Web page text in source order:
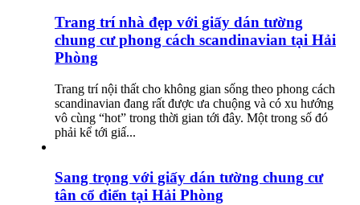
Trang trí nhà đẹp với giấy dán tường
chung cư phong cách scandinavian tại Hải
Phòng
Trang trí nội thất cho không gian sống theo phong cách
scandinavian đang rất được ưa chuộng và có xu hướng
vô cùng “hot” trong thời gian tới đây. Một trong số đó
phải kể tới giấ...
Sang trọng với giấy dán tường chung cư
tân cổ điển tại Hải Phòng